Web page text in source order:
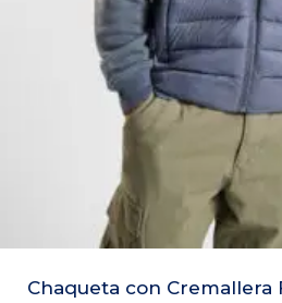
Chaqueta con Cremallera